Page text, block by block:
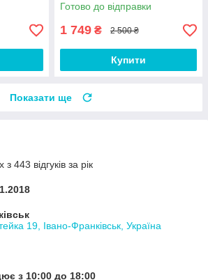
Готово до відправки
1 749 ₴ 2 500 ₴
Купити
Показати ще
443 відгуків за рік
19, Івано-Франківськ, Україна
з 10:00 до 18:00